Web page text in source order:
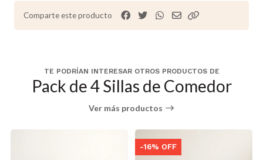
Comparte este producto
TE PODRÍAN INTERESAR OTROS PRODUCTOS DE
Pack de 4 Sillas de Comedor
Ver más productos
-16% OFF